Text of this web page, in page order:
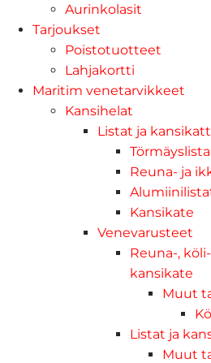
Aurinkolasit
Tarjoukset
Poistotuotteet
Lahjakortti
Maritim venetarvikkeet
Kansihelat
Listat ja
Törmäyslista
Reuna- ja
Kansikate
Venevarusteet
Reuna-,
kansikate
Muut
Listat ja
Muut